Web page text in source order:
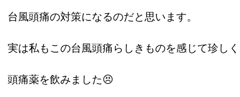
台風頭痛の対策になるのだと思います。
実は私もこの台風頭痛らしきものを感じて珍しく
頭痛薬を飲みました😣